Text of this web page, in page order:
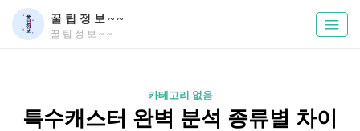
꿀 팁 정 보 ~ ~
꿀 팁 정 보 ~ ~
카테고리 없음
특수캐스터 완벽 분석 종류별 차이